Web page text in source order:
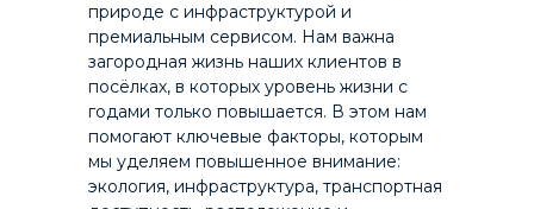
природе с инфраструктурой и
премиальным сервисом. Нам важна
загородная жизнь наших клиентов в
посёлках, в которых уровень жизни с
годами только повышается. В этом нам
помогают ключевые факторы, которым
мы уделяем повышенное внимание:
экология, инфраструктура, транспортная